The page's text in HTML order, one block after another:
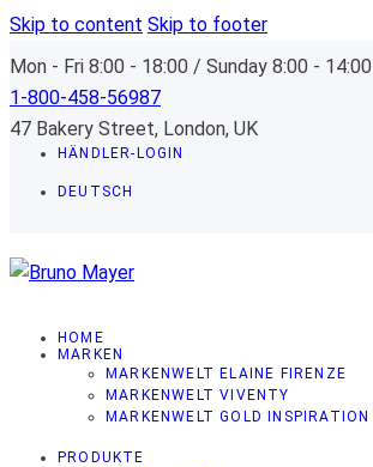
Skip to content Skip to footer
Mon - Fri 8:00 - 18:00 / Sunday 8:00 - 14:00
1-800-458-56987
47 Bakery Street, London, UK
HÄNDLER-LOGIN
DEUTSCH
HOME
MARKEN
MARKENWELT ELAINE FIRENZE
MARKENWELT VIVENTY
MARKENWELT GOLD INSPIRATION
PRODUKTE